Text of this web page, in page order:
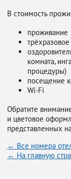
В стоимость
проживание
комната,
процедуры)
посещение
Wi-Fi
Обратите
и цветовое
представленных
← Все номера
← На главную